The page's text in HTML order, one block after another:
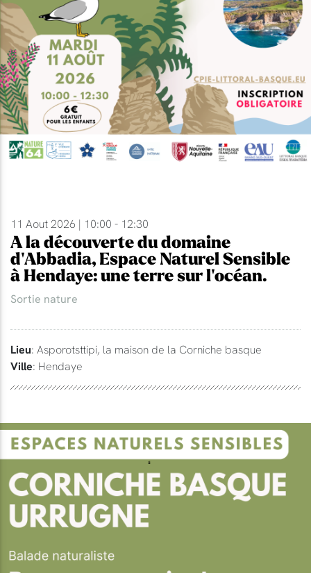
11 Aout 2026 | 10:00 - 12:30
A la découverte du domaine
d'Abbadia, Espace Naturel Sensible
à Hendaye: une terre sur l'océan.
Sortie nature
Lieu: Asporotsttipi, la maison de la Corniche basque
Ville: Hendaye